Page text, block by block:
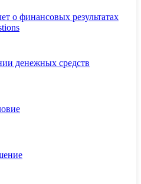
о финансовых результатах
денежных средств